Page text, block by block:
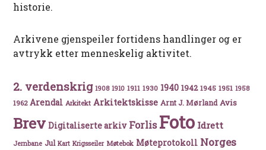
historie.
Arkivene gjenspeiler fortidens handlinger og er
avtrykk etter menneskelig aktivitet.
2. verdenskrig 1908 1910 1911 1930 1940 1942 1945 1951 1958
1962 Arendal Arkitekt Arkitektskisse Arnt J. Mørland Avis
Brev Digitaliserte arkiv Forlis Foto Idrett
Jernbane Jul Kart Krigsseiler Møtebok Møteprotokoll Norges